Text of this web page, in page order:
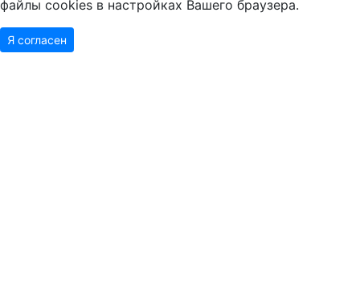
файлы cookies в настройках Вашего браузера.
Я согласен